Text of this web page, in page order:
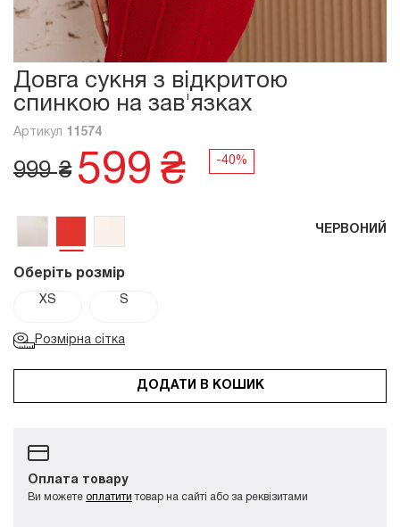
Довга сукня з відкритою
спинкою на зав'язках
Артикул 11574
999₴ 599 ₴
ЧЕРВОНИЙ
Оберіть розмір
XS S
Розмірна сітка
ДОДАТИ В КОШИК
Оплата товару
Ви можете оплатити товар на сайті або за реквізитами